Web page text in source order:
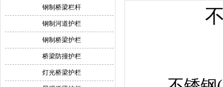
钢制桥梁栏杆
钢制河道护栏
钢制桥梁护栏
桥梁防撞护栏
灯光桥梁护栏